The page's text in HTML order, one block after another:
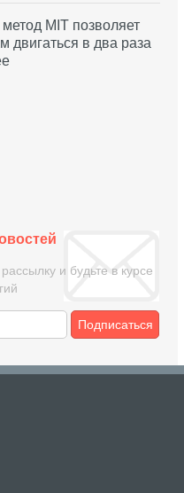
MIT позволяет
двигаться в два раза
и будьте в курсе
Подписаться